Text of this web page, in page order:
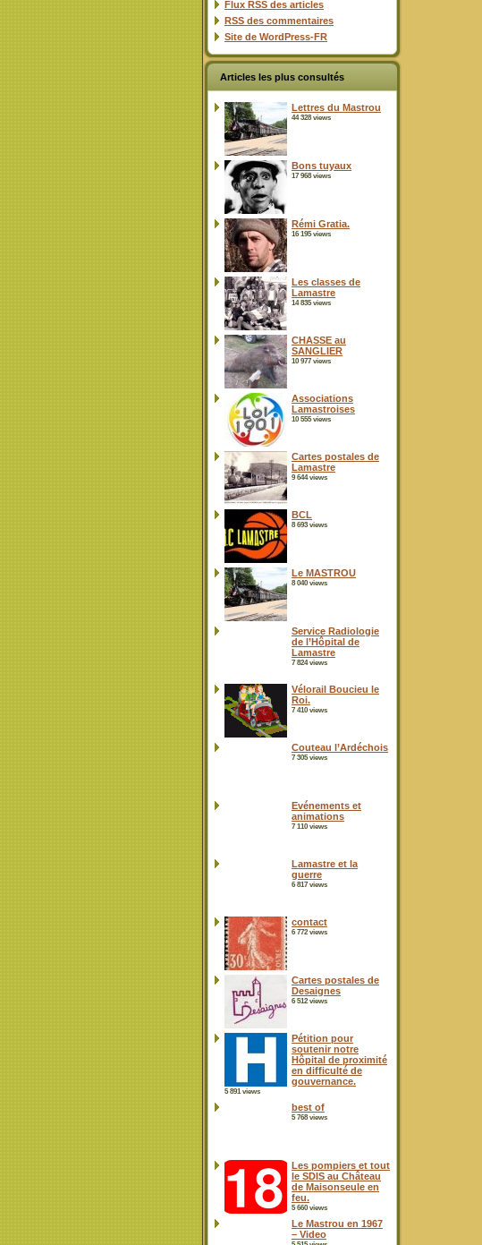
Flux RSS des articles
RSS des commentaires
Site de WordPress-FR
Articles les plus consultés
Lettres du Mastrou
44 328 views
Bons tuyaux
17 968 views
Rémi Gratia.
16 195 views
Les classes de
Lamastre
14 835 views
CHASSE au
SANGLIER
10 977 views
Associations
Lamastroises
10 555 views
Cartes postales de
Lamastre
9 644 views
BCL
8 693 views
Le MASTROU
8 040 views
Service Radiologie
de l’Hôpital de
Lamastre
7 824 views
Vélorail Boucieu le
Roi.
7 410 views
Couteau l’Ardéchois
7 305 views
Evénements et
animations
7 110 views
Lamastre et la
guerre
6 817 views
contact
6 772 views
Cartes postales de
Desaignes
6 512 views
Pétition pour
soutenir notre
Hôpital de proximité
en difficulté de
gouvernance.
5 891 views
best of
5 768 views
Les pompiers et tout
le SDIS au Château
de Maisonseule en
feu.
5 660 views
Le Mastrou en 1967
– Video